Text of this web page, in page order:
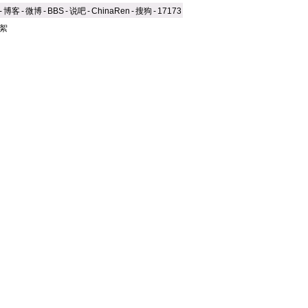
-博客-微博- BBS-说吧-ChinaRen -搜狗 - 17173